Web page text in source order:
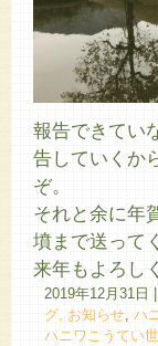
報告できてい
告していくか
ぞ。
それと余に年
墳まで送って
来年もよろし
2019年12月31日 |
グ, お知らせ ハ
ハニワこうてい